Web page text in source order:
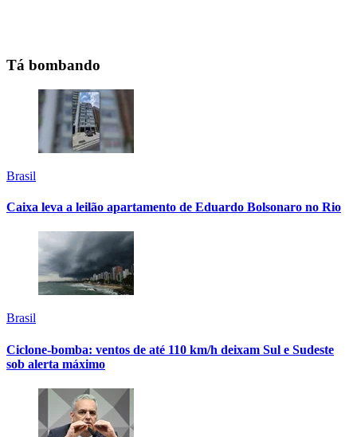
Tá bombando
Brasil
Caixa leva a leilão apartamento de Eduardo Bolsonaro no Rio
Brasil
Ciclone-bomba: ventos de até 110 km/h deixam Sul e Sudeste
sob alerta máximo